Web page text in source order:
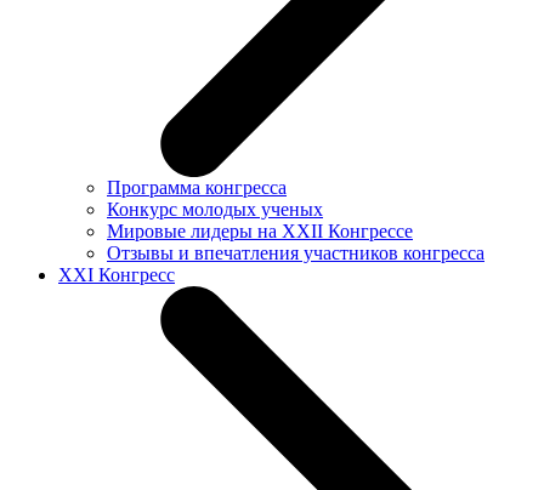
Программа конгресса
Конкурс молодых ученых
Мировые лидеры на XXII Конгрессе
Отзывы и впечатления участников конгресса
XXI Конгресс